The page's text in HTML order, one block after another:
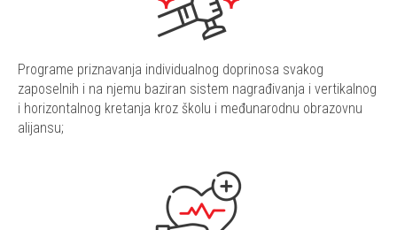
Programe priznavanja individualnog doprinosa svakog
zaposelnih i na njemu baziran sistem nagrađivanja i vertikalnog
i horizontalnog kretanja kroz školu i međunarodnu obrazovnu
alijansu;